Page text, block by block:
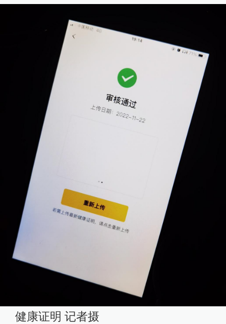
健康证明 记者摄